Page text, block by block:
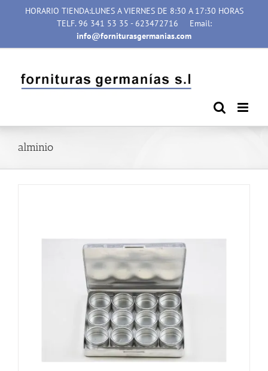
HORARIO TIENDA:LUNES A VIERNES DE 8:30 A 17:30 HORAS
TELF. 96 341 53 35 - 623472716
Email:
info@forniturasgermanias.com
alminio